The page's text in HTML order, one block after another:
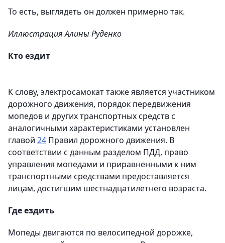
То есть, выглядеть он должен примерно так.
Иллюстрация Алины Руденко
Кто ездит
К слову, электросамокат также является участником
дорожного движения, порядок передвижения
мопедов и других транспортных средств с
аналогичными характеристиками установлен
главой 24 Правил дорожного движения. В
соответствии с данным разделом ПДД, право
управления мопедами и приравненными к ним
транспортными средствами предоставляется
лицам, достигшим шестнадцатилетнего возраста.
Где ездить
Мопеды двигаются по велосипедной дорожке,